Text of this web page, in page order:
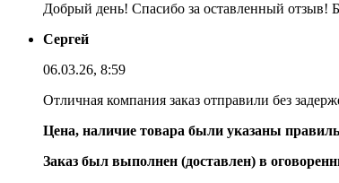
Добрый день! Спасибо за оставленный отзыв!
Сергей
06.03.26, 8:59
Отличная компания заказ отправили без
Цена, наличие товара были указаны
Заказ был выполнен (доставлен) в